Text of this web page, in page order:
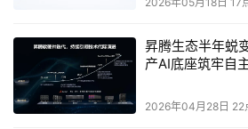
昇腾生态半年蜕
产AI底座筑牢自
2026年04月28日 22